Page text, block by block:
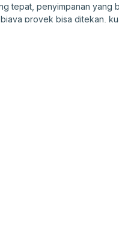
tepat, penyimpanan
proyek bisa ditekan,